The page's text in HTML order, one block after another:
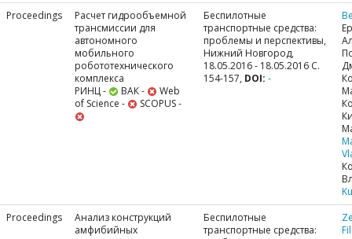
Proceedings
Расчет гидрообъемной
трансмиссии для
автономного
мобильного
робототехнического
комплекса
РИНЦ -
ВАК -
Web
of Science -
SCOPUS -
Беспилотные
транспортные средства:
проблемы и перспективы,
Нижний Новгород,
18.05.2016 - 18.05.2016 С.
154-157, DOI: -
Proceedings
Анализ конструкций
амфибийных
Беспилотные
транспортные средства: